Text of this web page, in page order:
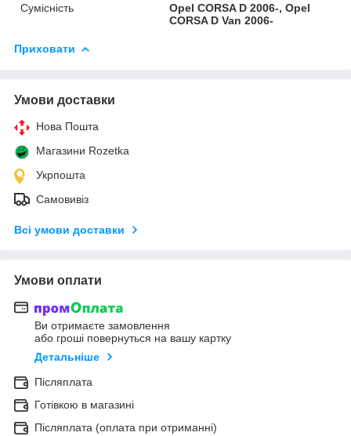
Сумісність
Opel CORSA D 2006-, Opel
CORSA D Van 2006-
Приховати
Умови доставки
Нова Пошта
Магазини Rozetka
Укрпошта
Самовивіз
Всі умови доставки
Умови оплати
Ви отримаєте замовлення
або гроші повернуться на вашу картку
Детальніше
Післяплата
Готівкою в магазині
Післяплата (оплата при отриманні)